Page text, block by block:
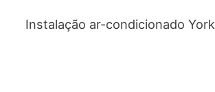
Instalação ar-condicionado York